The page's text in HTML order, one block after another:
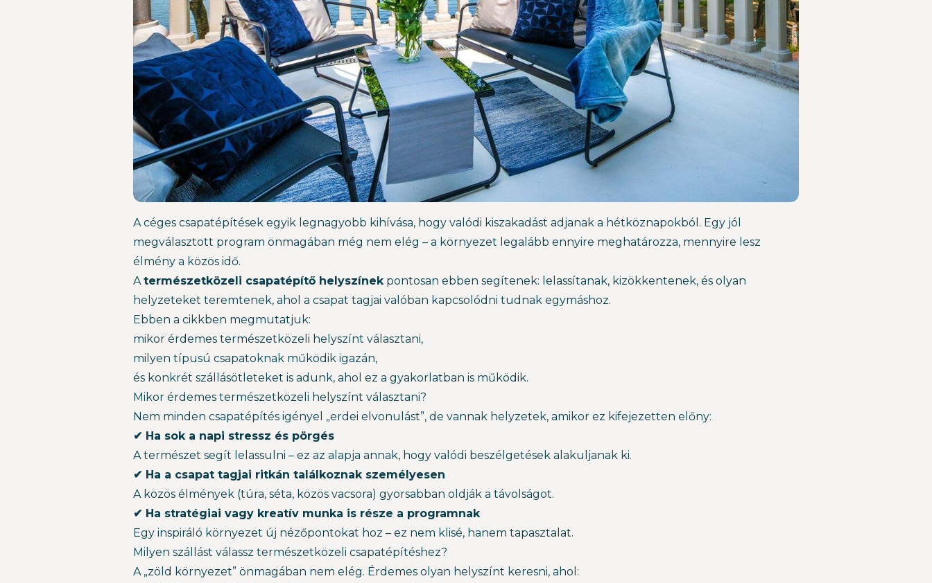
A céges csapatépítések egyik legnagyobb kihívása, hogy valódi kiszakadást adjanak a hétköznapokból. Egy jól
megválasztott program önmagában még nem elég – a környezet legalább ennyire meghatározza, mennyire lesz
élmény a közös idő.
A természetközeli csapatépítő helyszínek pontosan ebben segítenek: lelassítanak, kizökkentenek, és olyan
helyzeteket teremtenek, ahol a csapat tagjai valóban kapcsolódni tudnak egymáshoz.
Ebben a cikkben megmutatjuk:
mikor érdemes természetközeli helyszínt választani,
milyen típusú csapatoknak működik igazán,
és konkrét szállásötleteket is adunk, ahol ez a gyakorlatban is működik.
Mikor érdemes természetközeli helyszínt választani?
Nem minden csapatépítés igényel „erdei elvonulást”, de vannak helyzetek, amikor ez kifejezetten előny:
✔ Ha sok a napi stressz és pörgés
A természet segít lelassulni – ez az alapja annak, hogy valódi beszélgetések alakuljanak ki.
✔ Ha a csapat tagjai ritkán találkoznak személyesen
A közös élmények (túra, séta, közös vacsora) gyorsabban oldják a távolságot.
✔ Ha stratégiai vagy kreatív munka is része a programnak
Egy inspiráló környezet új nézőpontokat hoz – ez nem klisé, hanem tapasztalat.
Milyen szállást válassz természetközeli csapatépítéshez?
A „zöld környezet” önmagában nem elég. Érdemes olyan helyszínt keresni, ahol: